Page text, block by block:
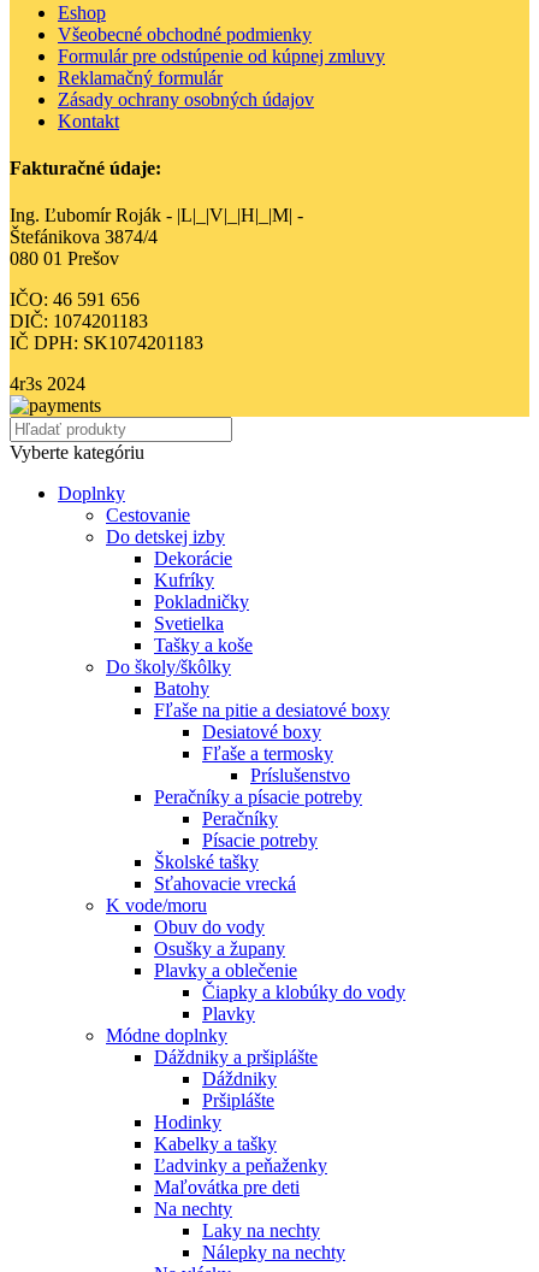
Eshop
Všeobecné obchodné podmienky
Formulár pre odstúpenie od kúpnej zmluvy
Reklamačný formulár
Zásady ochrany osobných údajov
Kontakt
Fakturačné údaje:
Ing. Ľubomír Roják - |L|_|V|_|H|_|M| -
Štefánikova 3874/4
080 01 Prešov
IČO: 46 591 656
DIČ: 1074201183
IČ DPH: SK1074201183
4r3s 2024
Vyberte kategóriu
Doplnky
Cestovanie
Do detskej izby
Dekorácie
Kufríky
Pokladničky
Svetielka
Tašky a koše
Do školy/škôlky
Batohy
Fľaše na pitie a desiatové boxy
Desiatové boxy
Fľaše a termosky
Príslušenstvo
Peračníky a písacie potreby
Peračníky
Písacie potreby
Školské tašky
Sťahovacie vrecká
K vode/moru
Obuv do vody
Osušky a župany
Plavky a oblečenie
Čiapky a klobúky do vody
Plavky
Módne doplnky
Dáždniky a pršiplášte
Dáždniky
Pršiplášte
Hodinky
Kabelky a tašky
Ľadvinky a peňaženky
Maľovátka pre deti
Na nechty
Laky na nechty
Nálepky na nechty